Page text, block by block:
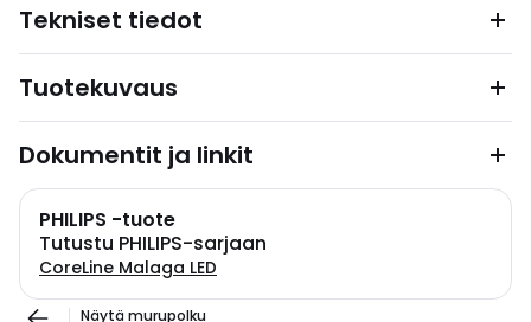
Tekniset tiedot
Tuotekuvaus
Dokumentit ja linkit
PHILIPS -tuote
Tutustu PHILIPS-sarjaan
CoreLine Malaga LED
Näytä murupolku